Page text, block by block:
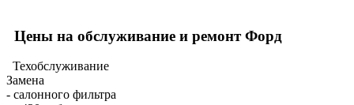
Цены на обслуживание и ремонт Форд
Техобслуживание
Замена
- салонного фильтра